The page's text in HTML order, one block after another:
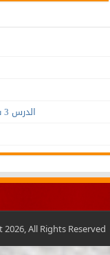
الدرس 3 شرح أحاديث من (صحيح مسلم): كتاب الإيمان 1
All Rights Reserved